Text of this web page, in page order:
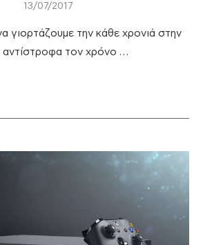
13/07/2017
γιορτάζουμε την κάθε χρονιά στην
αντίστροφα τον χρόνο …